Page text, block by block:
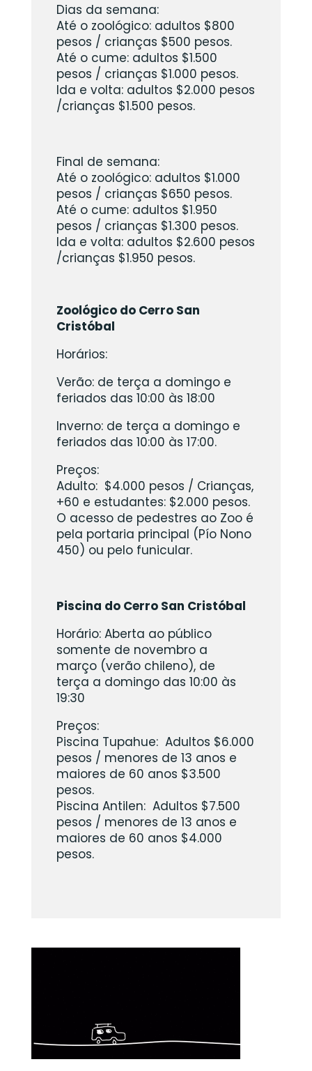
Dias da semana:
Até o zoológico: adultos $800
pesos / crianças $500 pesos.
Até o cume: adultos $1.500
pesos / crianças $1.000 pesos.
Ida e volta: adultos $2.000 pesos
/crianças $1.500 pesos.
Final de semana:
Até o zoológico: adultos $1.000
pesos / crianças $650 pesos.
Até o cume: adultos $1.950
pesos / crianças $1.300 pesos.
Ida e volta: adultos $2.600 pesos
/crianças $1.950 pesos.
Zoológico do Cerro San
Cristóbal
Horários:
Verão: de terça a domingo e
feriados das 10:00 às 18:00
Inverno: de terça a domingo e
feriados das 10:00 às 17:00.
Preços:
Adulto: $4.000 pesos / Crianças,
+60 e estudantes: $2.000 pesos.
O acesso de pedestres ao Zoo é
pela portaria principal (Pío Nono
450) ou pelo funicular.
Piscina do Cerro San Cristóbal
Horário: Aberta ao público
somente de novembro a
março (verão chileno), de
terça a domingo das 10:00 às
19:30
Preços:
Piscina Tupahue: Adultos $6.000
pesos / menores de 13 anos e
maiores de 60 anos $3.500
pesos.
Piscina Antilen: Adultos $7.500
pesos / menores de 13 anos e
maiores de 60 anos $4.000
pesos.